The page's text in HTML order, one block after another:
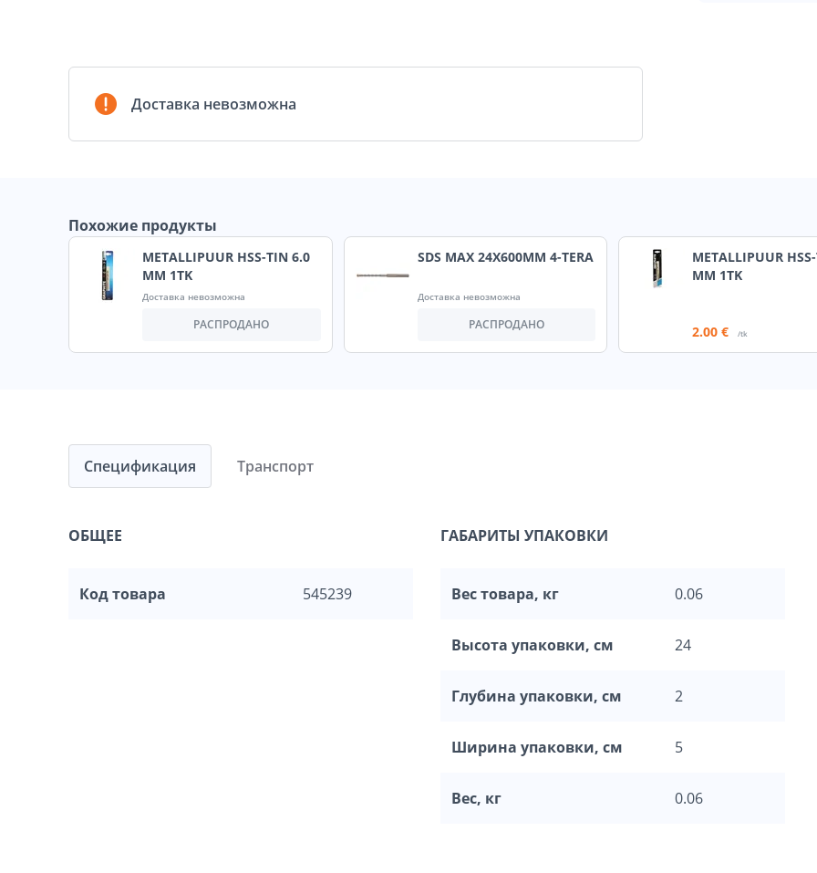
Доставка невозможна
Похожие продукты
METALLIPUUR HSS-TIN 6.0
MM 1TK
Доставка невозможна
РАСПРОДАНО
SDS MAX 24X600MM 4-TERA
Доставка невозможна
РАСПРОДАНО
METALLIPUUR
MM 1TK
2.00 € /tk
Спецификация
ОБЩЕЕ
Код товара 545239
ГАБАРИТЫ УПАКОВКИ
Вес товара, кг 0.06
Высота упаковки, см 24
Глубина упаковки, см 2
Ширина упаковки, см 5
Вес, кг 0.06
Транспорт